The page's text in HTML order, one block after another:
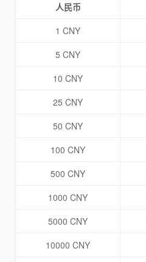
人民币
1 CNY
5 CNY
10 CNY
25 CNY
50 CNY
100 CNY
500 CNY
1000 CNY
5000 CNY
10000 CNY